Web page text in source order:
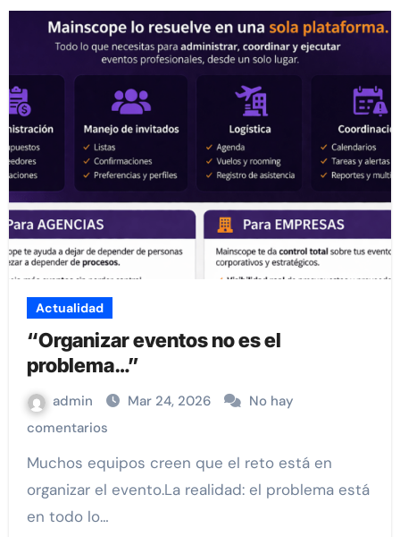
Actualidad
“Organizar eventos no es el
problema…”
admin Mar 24, 2026
No hay
comentarios
Muchos equipos creen que el reto está en
organizar el evento.La realidad: el problema está
en todo lo…